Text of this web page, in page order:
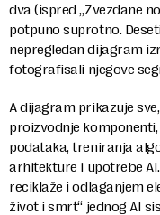
dva (ispred „Zvezdane
potpuno suprotno.
nepregledan dijagram
fotografisali njegove
A dijagram prikazuje
proizvodnje
podataka, treniranja
arhitekture i upotrebe
reciklaže i odlaganjem
život i smrt“ jednog AI